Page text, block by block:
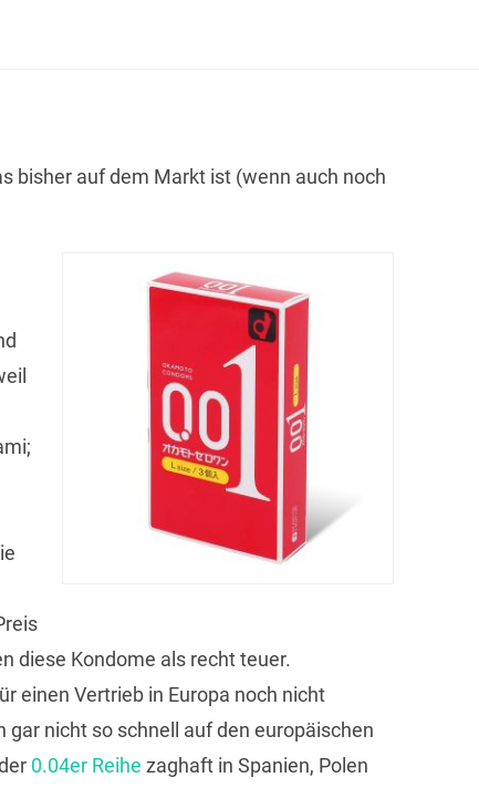
bisher auf dem Markt ist (wenn auch noch
diese Kondome als recht teuer.
einen Vertrieb in Europa noch nicht
nicht so schnell auf den europäischen
0.04er Reihe zaghaft in Spanien, Polen